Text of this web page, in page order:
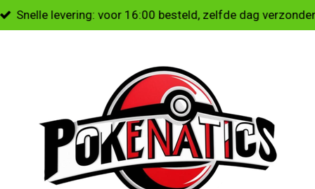
Snelle levering: voor 16:00 besteld, zelfde dag